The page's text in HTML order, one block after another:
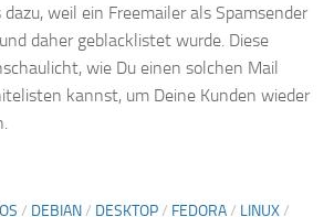
weil ein Freemailer als Spamsender
daher geblacklistet wurde. Diese
wie Du einen solchen Mail
kannst, um Deine Kunden wieder
/ DEBIAN/ DESKTOP/ FEDORA/ LINUX/